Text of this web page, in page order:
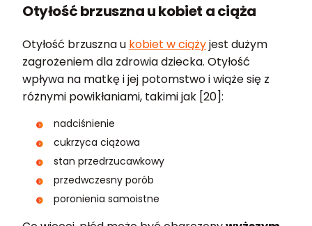
Otyłość brzuszna u kobiet a ciąża
Otyłość brzuszna u kobiet w ciążyjest dużym
zagrożeniem dla zdrowia dziecka. Otyłość
wpływa na matkę i jej potomstwo i wiąże się z
różnymi powikłaniami, takimi jak [20]:
nadciśnienie
cukrzyca ciążowa
stan przedrzucawkowy
przedwczesny porób
poronienia samoistne